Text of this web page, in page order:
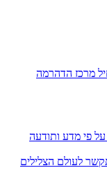
מרכז הדהרמה
על פי מדע ותודעה
לעולם הצלילים